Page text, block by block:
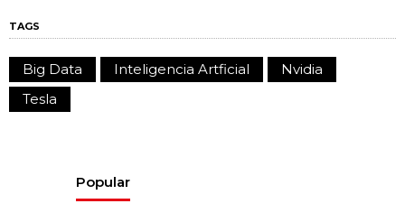
TAGS
Big Data Inteligencia Artficial
Nvidia
Tesla
Popular